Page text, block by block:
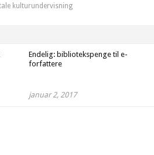
kulturundervisning
Endelig: bibliotekspenge til e-
forfattere
januar 2, 2017